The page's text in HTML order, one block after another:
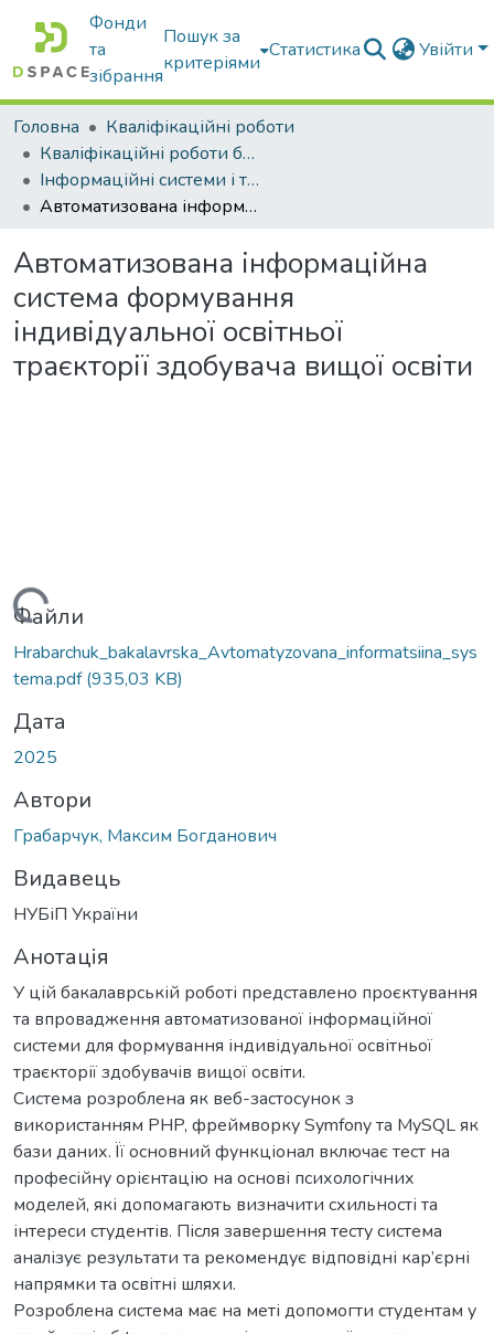
Фонди
та
зібрання
Пошук за
критеріями
Статистика Увійти
Головна
Кваліфікаційні роботи
Кваліфікаційні роботи бакалаврів
Інформаційні системи і технології
Автоматизована інформаційна система формування індивідуальної освітньої траєкторії здобувача вищої освіти
Автоматизована інформаційна
система формування
індивідуальної освітньої
траєкторії здобувача вищої освіти
Файли
Hrabarchuk_bakalavrska_Avtomatyzovana_informatsiina_sys
tema.pdf(935,03 KB)
Дата
2025
Автори
Грабарчук, Максим Богданович
Видавець
НУБіП України
Анотація
У цій бакалаврській роботі представлено проєктування
та впровадження автоматизованої інформаційної
системи для формування індивідуальної освітньої
траєкторії здобувачів вищої освіти.
Система розроблена як веб-застосунок з
використанням PHP, фреймворку Symfony та MySQL як
бази даних. Її основний функціонал включає тест на
професійну орієнтацію на основі психологічних
моделей, які допомагають визначити схильності та
інтереси студентів. Після завершення тесту система
аналізує результати та рекомендує відповідні кар’єрні
напрямки та освітні шляхи.
Розроблена система має на меті допомогти студентам у